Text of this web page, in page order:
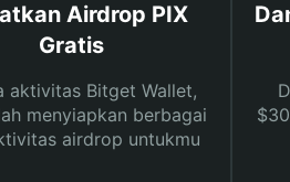
Airdrop PIX
Gratis
aktivitas Bitget Wallet,
menyiapkan berbagai
airdrop untukmu